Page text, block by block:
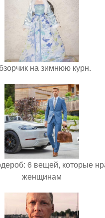
на зимнюю курн.
6 вещей, которые
женщинам